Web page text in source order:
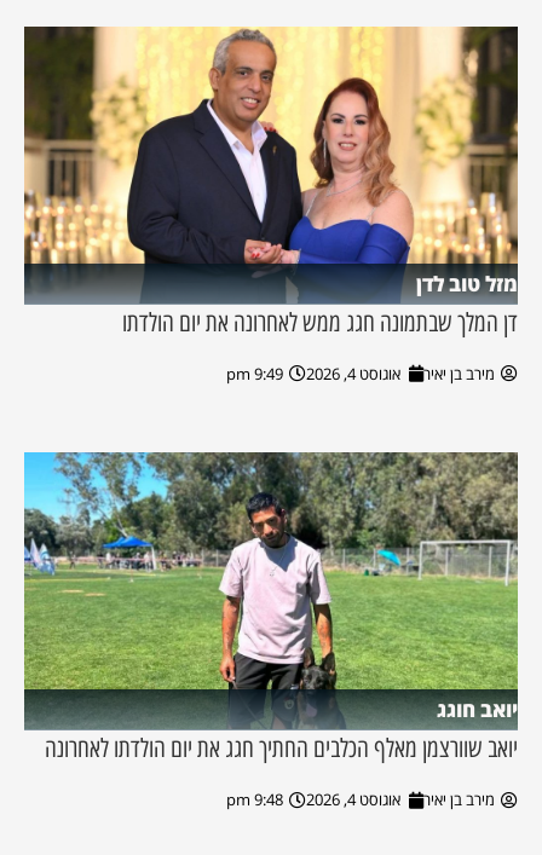
מזל טוב לדן
דן המלך שבתמונה חגג ממש לאחרונה את יום הולדתו
מירב בן יאיר אוגוסט 4, 2026 9:49 pm
יואב חוגג
יואב שוורצמן מאלף הכלבים החתיך חגג את יום הולדתו לאחרונה
מירב בן יאיר אוגוסט 4, 2026 9:48 pm